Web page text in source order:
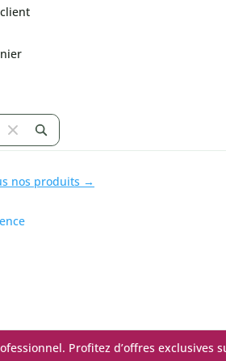
nos produits →
Profitez d’offres exclusives